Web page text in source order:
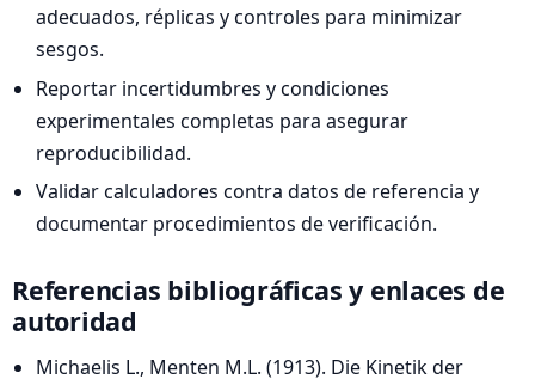
adecuados, réplicas y controles para minimizar
sesgos.
Reportar incertidumbres y condiciones
experimentales completas para asegurar
reproducibilidad.
Validar calculadores contra datos de referencia y
documentar procedimientos de verificación.
Referencias bibliográficas y enlaces de
autoridad
Michaelis L., Menten M.L. (1913). Die Kinetik der